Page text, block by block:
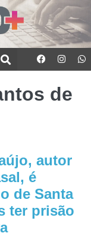
de
autor
é
de Santa
ter prisão